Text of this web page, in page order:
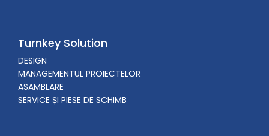
Turnkey Solution
DESIGN
MANAGEMENTUL PROIECTELOR
ASAMBLARE
SERVICE ȘI PIESE DE SCHIMB